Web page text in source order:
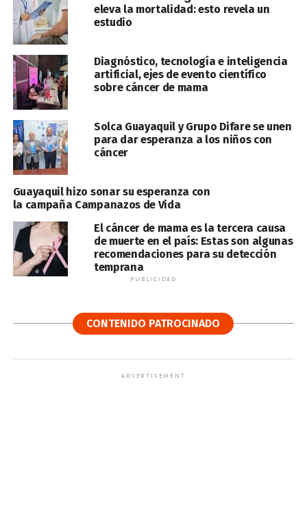
eleva la mortalidad: esto revela un
estudio
Diagnóstico, tecnología e inteligencia
artificial, ejes de evento científico
sobre cáncer de mama
Solca Guayaquil y Grupo Difare se unen
para dar esperanza a los niños con
cáncer
Guayaquil hizo sonar su esperanza con
la campaña Campanazos de Vida
El cáncer de mama es la tercera causa
de muerte en el país: Estas son algunas
recomendaciones para su detección
temprana
PUBLICIDAD
CONTENIDO PATROCINADO
ADVERTISEMENT